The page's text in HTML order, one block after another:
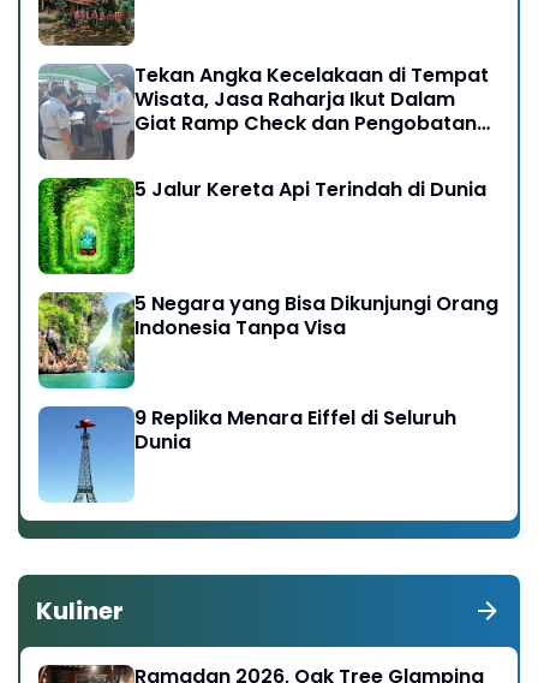
Tekan Angka Kecelakaan di Tempat
Wisata, Jasa Raharja Ikut Dalam
Giat Ramp Check dan Pengobatan
5 Jalur Kereta Api Terindah di Dunia
5 Negara yang Bisa Dikunjungi Orang
Indonesia Tanpa Visa
9 Replika Menara Eiffel di Seluruh
Dunia
Kuliner
Ramadan 2026, Oak Tree Glamping